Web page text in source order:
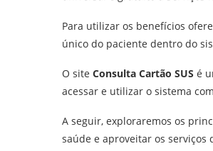
Para utilizar os benefícios
único do paciente dentro do
O site Consulta Cartão SUS é
acessar e utilizar o sistema
A seguir, exploraremos os
saúde e aproveitar os serviços